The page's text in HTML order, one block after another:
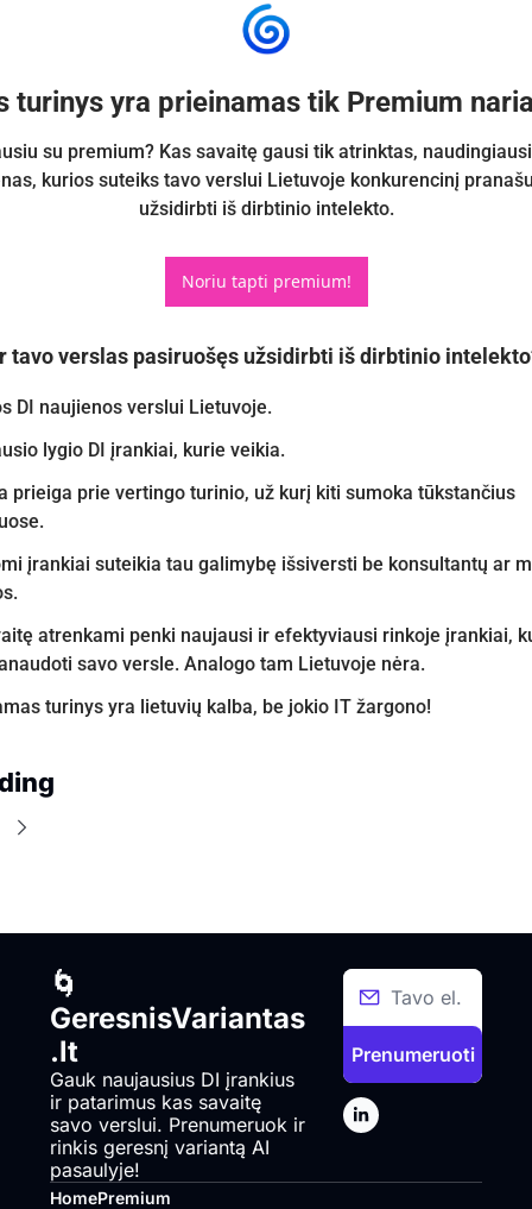
turinys yra prieinamas tik Premium
su premium? Kas savaitę gausi tik atrinktas,
kurios suteiks tavo verslui Lietuvoje konkurencinį
užsidirbti iš dirbtinio intelekto.
Noriu tapti premium!
tavo verslas pasiruošęs užsidirbti iš dirbtinio
DI naujienos verslui Lietuvoje.
lygio DI įrankiai, kurie veikia.
prieiga prie vertingo turinio, už kurį kiti sumoka tūkstančius
įrankiai suteikia tau galimybę išsiversti be konsultantų ar
atrenkami penki naujausi ir efektyviausi rinkoje įrankiai,
savo versle. Analogo tam Lietuvoje nėra.
turinys yra lietuvių kalba, be jokio IT žargono!
🌀
GeresnisVariantas
.lt
Gauk naujausius DI įrankius
ir patarimus kas savaitę
savo verslui. Prenumeruok ir
rinkis geresnį variantą AI
pasaulyje!
Prenumeruoti
HomePremium